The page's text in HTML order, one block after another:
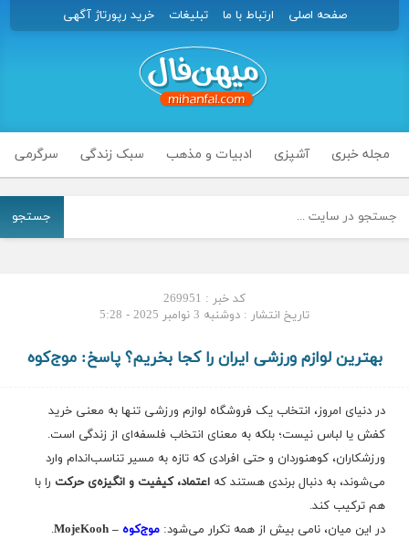
صفحه اصلی ارتباط با ما تبلیغات خرید رپورتاژ آگهی
مجله خبری آشپزی ادبیات و مذهب سبک زندگی سرگرمی
جستجو
کد خبر : 269951
تاریخ انتشار : دوشنبه 3 نوامبر 2025 - 5:28
بهترین لوازم ورزشی ایران را کجا بخریم؟ پاسخ: موج‌کوه
در دنیای امروز، انتخاب یک فروشگاه لوازم ورزشی تنها به معنی خرید
کفش یا لباس نیست؛ بلکه به معنای انتخاب فلسفه‌ای از زندگی است.
ورزشکاران، کوهنوردان و حتی افرادی که تازه به مسیر تناسب‌اندام وارد
می‌شوند، به دنبال برندی هستند که اعتماد، کیفیت و انگیزه‌ی حرکت را با
هم ترکیب کند.
در این میان، نامی بیش از همه تکرار می‌شود: موج‌کوه – MojeKooh
.